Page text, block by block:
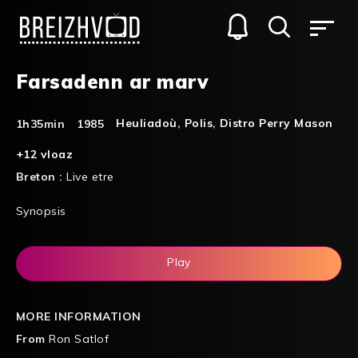
Farsadenn ar marv
1h35min 1985 Heuliadoù, Polis, Distro Perry Mason
+12 vloaz
Breton :Live etre
Synopsis
Play
MORE INFORMATION
From Ron Satlof